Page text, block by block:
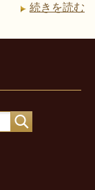
続きを読む